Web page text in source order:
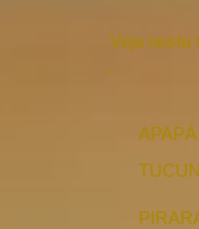
Veja nesta